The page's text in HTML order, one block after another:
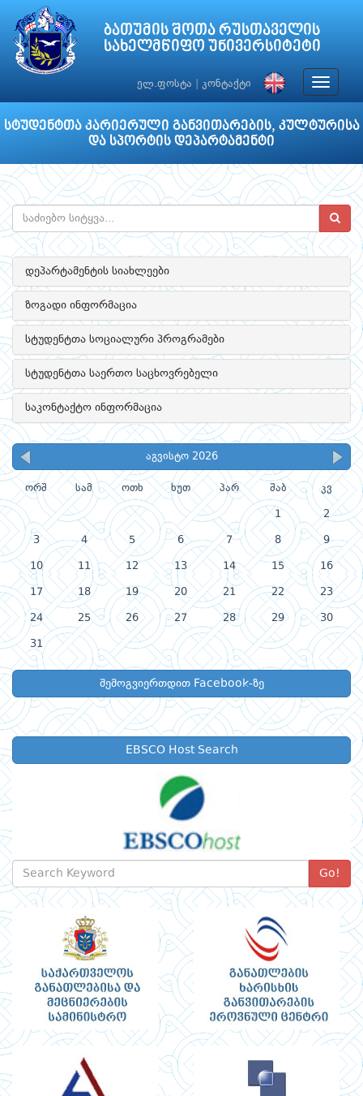
ბათუმის შოთა რუსთაველის
სახელმწიფო უნივერსიტეტი
ელ.ფოსტა კონტაქტი
Toggle
სტუდენტთა კარიერული განვითარების, კულტურისა
და სპორტის დეპარტამენტი
დეპარტამენტის სიახლეები
ზოგადი ინფორმაცია
სტუდენტთა სოციალური პროგრამები
სტუდენტთა საერთო საცხოვრებელი
საკონტაქტო ინფორმაცია
აგვისტო 2026
ორშ სამ ოთხ ხუთ პარ შაბ კვ
1 2
3 4 5 6 7 8 9
10 11 12 13 14 15 16
17 18 19 20 21 22 23
24 25 26 27 28 29 30
31
შემოგვიერთდით Facebook-ზე
EBSCO Host Search
Go!